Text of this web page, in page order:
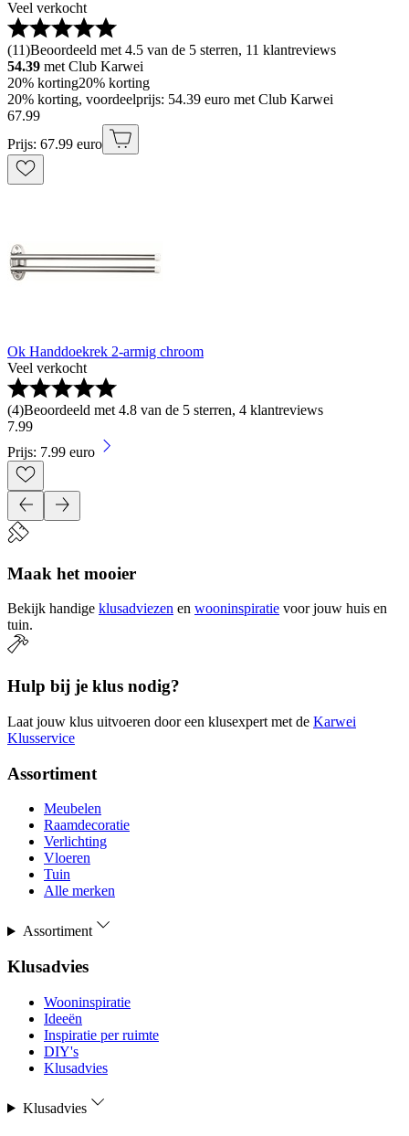
Veel verkocht
(11)Beoordeeld met 4.5 van de 5 sterren, 11 klantreviews
54.39 met Club Karwei
20% korting20% korting
20% korting, voordeelprijs: 54.39 euro met Club Karwei
67.99
Prijs: 67.99 euro
Ok Handdoekrek 2-armig chroom
Veel verkocht
(4)Beoordeeld met 4.8 van de 5 sterren, 4 klantreviews
7.99
Prijs: 7.99 euro
Maak het mooier
Bekijk handige klusadviezen en wooninspiratie voor jouw huis en
tuin.
Hulp bij je klus nodig?
Laat jouw klus uitvoeren door een klusexpert met de Karwei
Klusservice
Assortiment
Meubelen
Raamdecoratie
Verlichting
Vloeren
Tuin
Alle merken
Assortiment
Klusadvies
Wooninspiratie
Ideeën
Inspiratie per ruimte
DIY's
Klusadvies
Klusadvies